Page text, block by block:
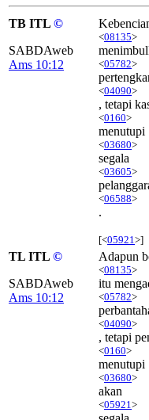
TB ITL ©
SABDAweb
Ams 10:12
<08135>
<05782>
<04090>
, tetapi
<0160>
menutupi
<03680>
segala
<03605>
<06588>
.
[<05921 >]
TL ITL ©
SABDAweb
Ams 10:12
Adapun
<08135>
itu
<05782>
<04090>
, tetapi
<0160>
menutupi
<03680>
akan
<05921 >